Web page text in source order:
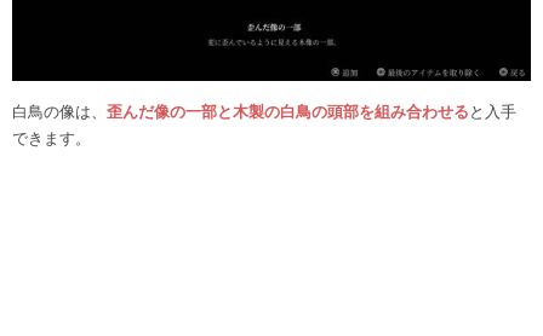
白鳥の像は、 歪んだ像の一部と木製の白鳥の頭部を組み合わせる と入手
できます。